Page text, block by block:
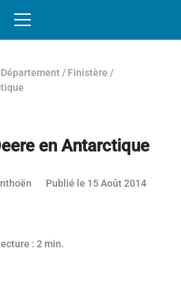
Département / Finistère /
en Antarctique
Publié le 15 Août 201403 mai
: 2 min.